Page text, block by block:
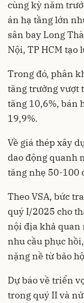
cùng kỳ năm
án hạ tầng lớn
sân bay Long
Nội, TP HCM tạo
Trong đó, phân
tăng trưởng vượt
tăng 10,6%, bán
19,9%.
Về giá thép xây
dao động quanh
tăng nhẹ 50-100
Theo VSA, bức
quý I/2025 cho
nội địa khả quan
nhu cầu phục
nặng nề từ bảo
Dự báo về triển
trong quý II và